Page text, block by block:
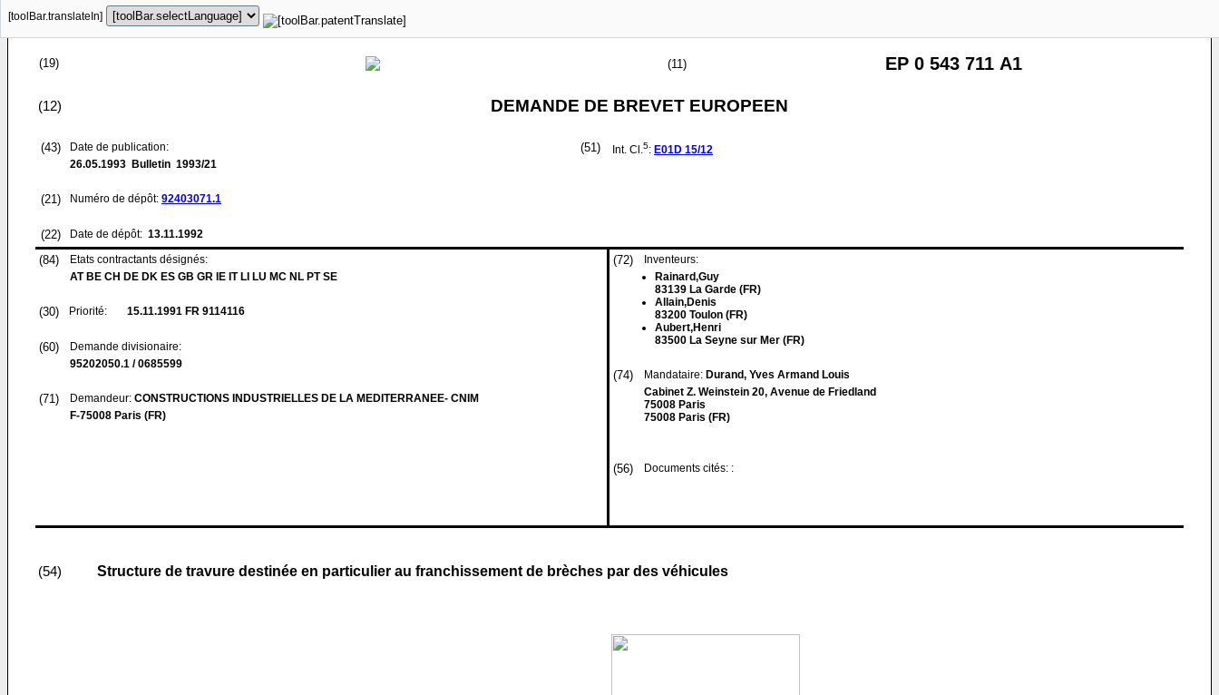
[toolBar.translateIn]
(19) (11) EP 0 543 711 A1
(12) DEMANDE DE BREVET EUROPEEN
(43)
Date de publication:
26.05.1993 Bulletin 1993/21
(21) Numéro de dépôt: 92403071.1
(22) Date de dépôt: 13.11.1992
(51) Int. Cl.5: E01D 15/12
(84)
Etats contractants désignés:
AT BE CH DE DK ES GB GR IE IT LI LU MC NL PT SE
(30) Priorité: 15.11.1991 FR 9114116
(60)
Demande divisionaire:
95202050.1 / 0685599
(71) Demandeur: CONSTRUCTIONS INDUSTRIELLES DE LA MEDITERRANEE- CNIM
F-75008 Paris (FR)
(72)
Inventeurs:
Rainard,Guy
83139 La Garde (FR)
Allain,Denis
83200 Toulon (FR)
Aubert,Henri
83500 La Seyne sur Mer (FR)
(74) Mandataire: Durand, Yves Armand Louis
Cabinet Z. Weinstein 20, Avenue de Friedland
75008 Paris
75008 Paris (FR)
(56) Documents cités: :
(54) Structure de travure destinée en particulier au franchissement de brèches par des véhicules